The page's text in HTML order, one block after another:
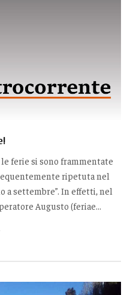
ferie si sono frammentate
ripetuta nel
a settembre”. In effetti, nel
Augusto (feriae...